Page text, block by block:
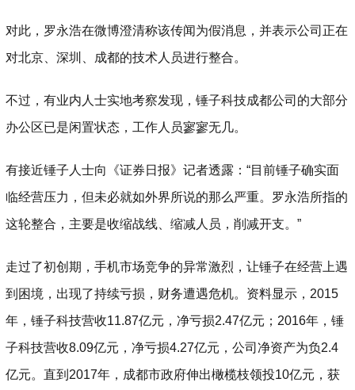
对此，罗永浩在微博澄清称该传闻为假消息，并表示公司正在
对北京、深圳、成都的技术人员进行整合。
不过，有业内人士实地考察发现，锤子科技成都公司的大部分
办公区已是闲置状态，工作人员寥寥无几。
有接近锤子人士向《证券日报》记者透露：“目前锤子确实面
临经营压力，但未必就如外界所说的那么严重。罗永浩所指的
这轮整合，主要是收缩战线、缩减人员，削减开支。”
走过了初创期，手机市场竞争的异常激烈，让锤子在经营上遇
到困境，出现了持续亏损，财务遭遇危机。资料显示，2015
年，锤子科技营收11.87亿元，净亏损2.47亿元；2016年，锤
子科技营收8.09亿元，净亏损4.27亿元，公司净资产为负2.4
亿元。直到2017年，成都市政府伸出橄榄枝领投10亿元，获